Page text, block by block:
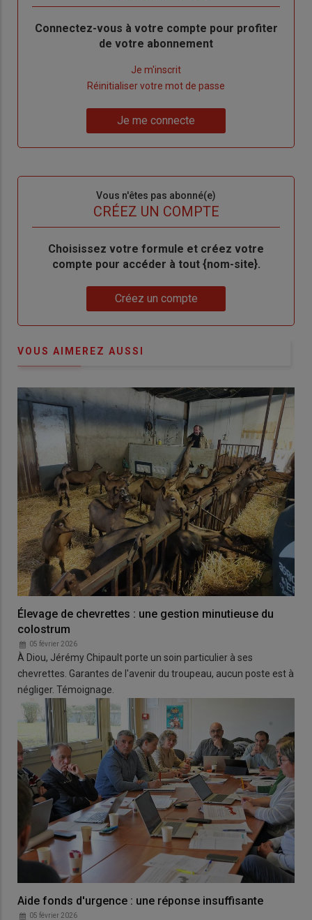
Body
Connectez-vous à votre compte pour profiter
de votre abonnement
Je m'inscrit
de
Réinitialiser votre mot de passe
me
Je me connecte
Vous n'êtes pas abonné(e)
CRÉEZ UN COMPTE
BodyChoisissez votre formule et créez votre
compte pour accéder à tout {nom-site}.
Créez un compte
VOUS AIMEREZ AUSSI
Élevage de chevrettes : une gestion minutieuse du
colostrum
05 février 2026
À Diou, Jérémy Chipault porte un soin particulier à ses
chevrettes. Garantes de l'avenir du troupeau, aucun poste est à
négliger. Témoignage.
Aide fonds d'urgence : une réponse insuffisante
05 février 2026